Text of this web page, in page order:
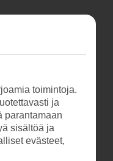
toimintoja.
ja
parantamaan
sisältöä ja
evästeet,